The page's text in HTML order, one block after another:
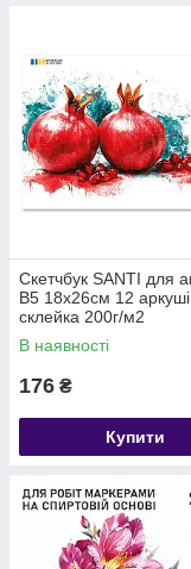
Скетчбук SANTI для
В5 18х26см 12
склейка 200г/м2
В наявності
176 ₴
Купити